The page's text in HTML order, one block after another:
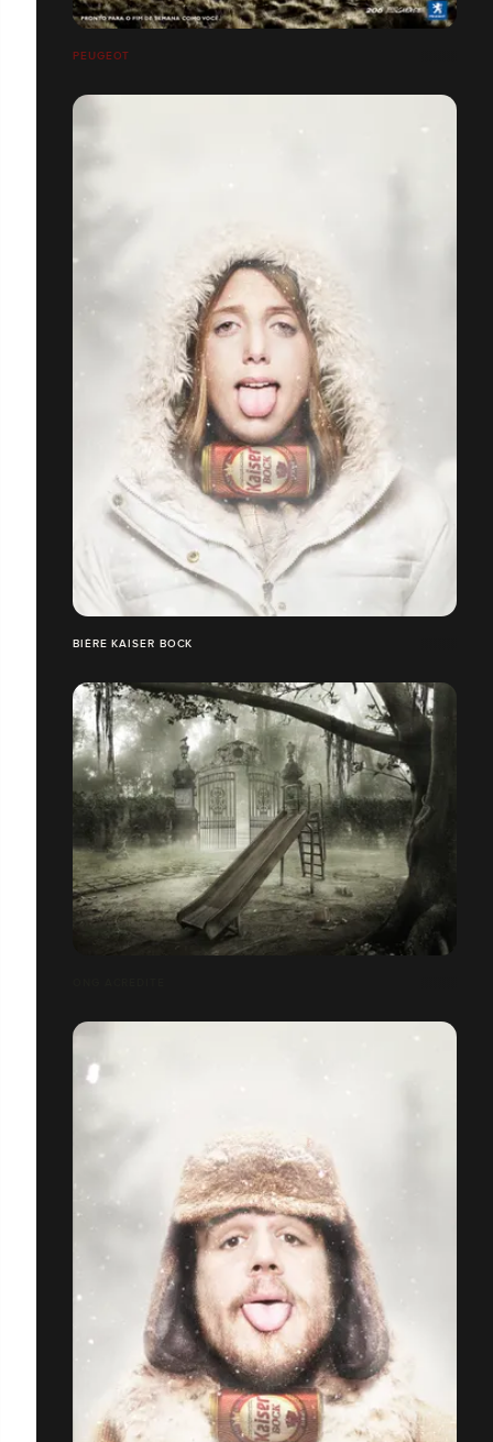
PEUGEOT
BIÈRE KAISER BOCK